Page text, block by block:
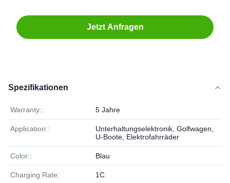
Jetzt Anfragen
Spezifikationen
Warranty:: 5 Jahre
Application::
Unterhaltungselektronik, Golfwagen,
U-Boote, Elektrofahrräder
Color:: Blau
Charging Rate: 1C